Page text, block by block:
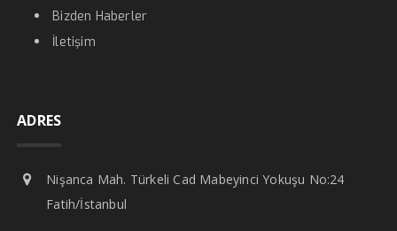
Bizden Haberler
İletişim
ADRES
Nişanca Mah. Türkeli Cad Mabeyinci Yokuşu No:24
Fatih/İstanbul